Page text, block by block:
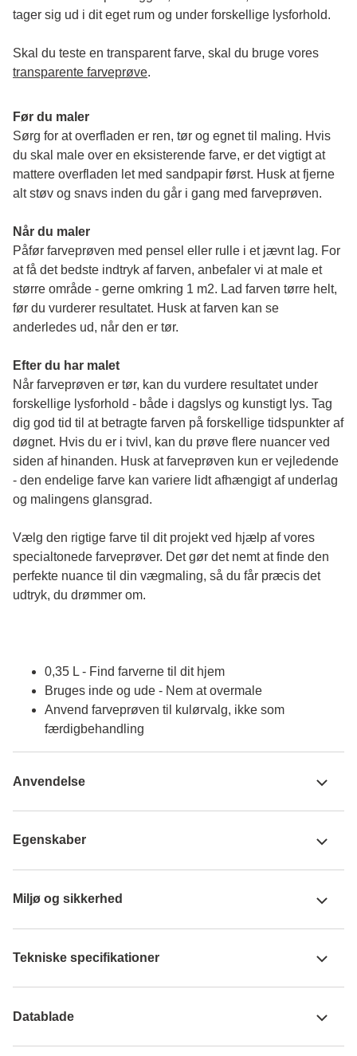
tager sig ud i dit eget rum og under forskellige lysforhold.
transparente farveprøve.
Før du maler
Sørg for at overfladen er ren, tør og egnet til maling. Hvis
du skal male over en eksisterende farve, er det vigtigt at
mattere overfladen let med sandpapir først. Husk at fjerne
alt støv og snavs inden du går i gang med farveprøven.
Når du maler
Påfør farveprøven med pensel eller rulle i et jævnt lag. For
at få det bedste indtryk af farven, anbefaler vi at male et
større område - gerne omkring 1 m2. Lad farven tørre helt,
før du vurderer resultatet. Husk at farven kan se
anderledes ud, når den er tør.
Efter du har malet
Når farveprøven er tør, kan du vurdere resultatet under
forskellige lysforhold - både i dagslys og kunstigt lys. Tag
dig god tid til at betragte farven på forskellige tidspunkter af
døgnet. Hvis du er i tvivl, kan du prøve flere nuancer ved
siden af hinanden. Husk at farveprøven kun er vejledende
- den endelige farve kan variere lidt afhængigt af underlag
og malingens glansgrad.
Vælg den rigtige farve til dit projekt ved hjælp af vores
specialtonede farveprøver. Det gør det nemt at finde den
perfekte nuance til din vægmaling, så du får præcis det
udtryk, du drømmer om.
0,35 L - Find farverne til dit hjem
Bruges inde og ude - Nem at overmale
Anvend farveprøven til kulørvalg, ikke som
færdigbehandling
Anvendelse
Egenskaber
Miljø og sikkerhed
Tekniske specifikationer
Datablade